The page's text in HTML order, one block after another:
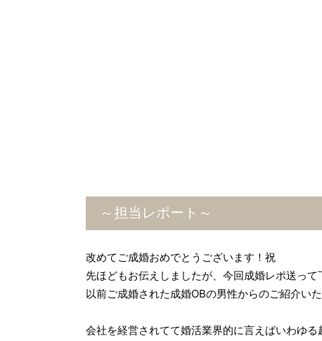
～担当レポート～
改めてご成婚おめでとうございます！祝
先ほどもお伝えしましたが、今回成婚レポ送って
以前ご成婚された成婚OBの男性からのご紹介いた
会社を経営されてて婚活業界的に言えばいわゆる